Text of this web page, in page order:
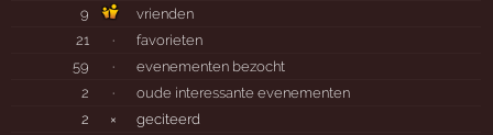
9
vrienden
21
·
favorieten
59
·
evenementen bezocht
2
·
oude interessante evenementen
2
× geciteerd